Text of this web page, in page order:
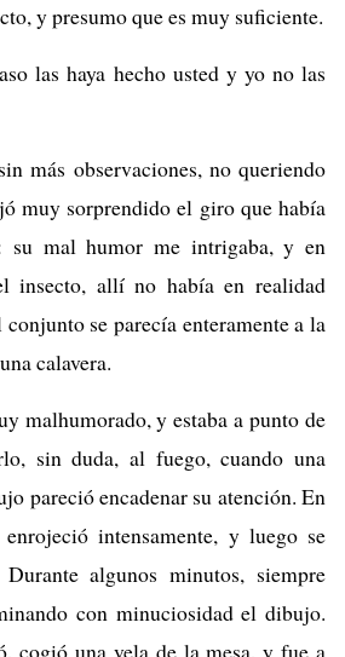
y presumo que es muy suficiente.
las haya hecho usted y yo no las
más observaciones, no queriendo
muy sorprendido el giro que había
su mal humor me intrigaba, y en
insecto, allí no había en realidad
se parecía enteramente a la
calavera.
malhumorado, y estaba a punto de
sin duda, al fuego, cuando una
pareció encadenar su atención. En
intensamente, y luego se
algunos minutos, siempre
con minuciosidad el dibujo.
cogió una vela de la mesa, y fue a